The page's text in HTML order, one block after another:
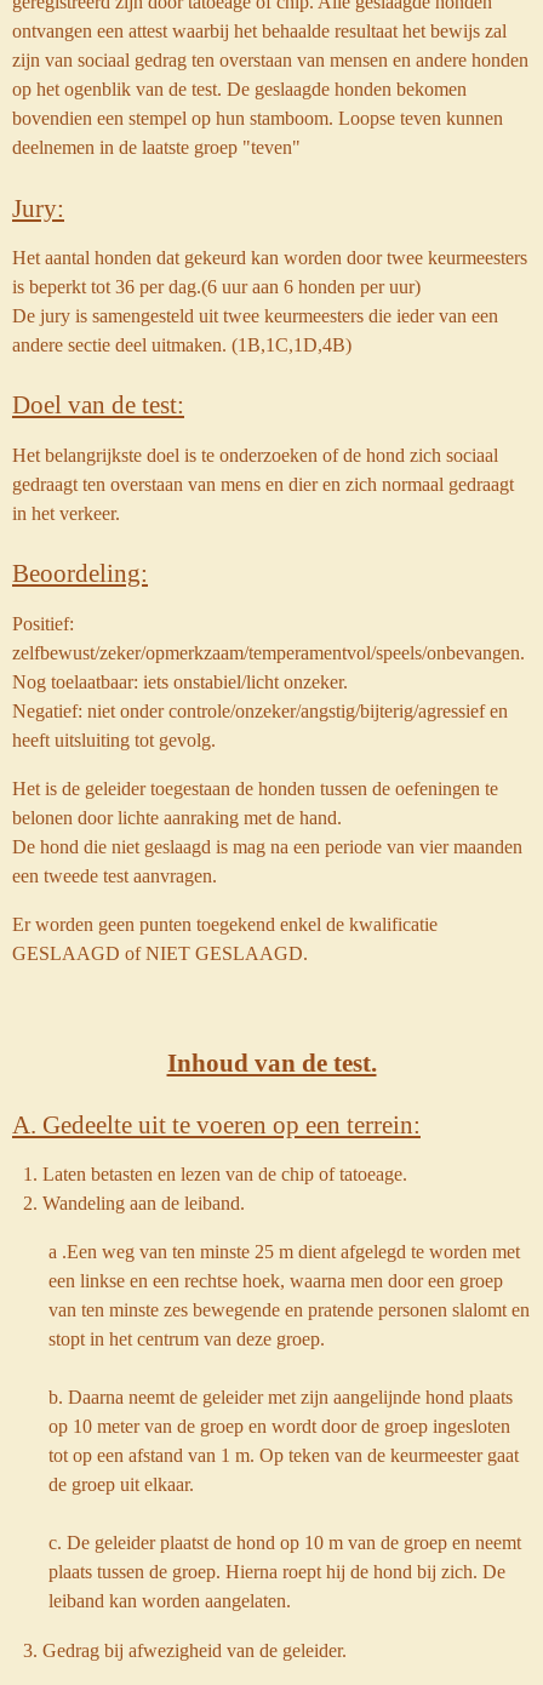
ontvangen een attest waarbij het behaalde resultaat het bewijs zal
zijn van sociaal gedrag ten overstaan van mensen en andere honden
op het ogenblik van de test. De geslaagde honden bekomen
bovendien een stempel op hun stamboom. Loopse teven kunnen
deelnemen in de laatste groep "teven"
Jury:
Het aantal honden dat gekeurd kan worden door twee keurmeesters
is beperkt tot 36 per dag.(6 uur aan 6 honden per uur)
De jury is samengesteld uit twee keurmeesters die ieder van een
andere sectie deel uitmaken. (1B,1C,1D,4B)
Doel van de test:
Het belangrijkste doel is te onderzoeken of de hond zich sociaal
gedraagt ten overstaan van mens en dier en zich normaal gedraagt
in het verkeer.
Beoordeling:
Positief:
zelfbewust/zeker/opmerkzaam/temperamentvol/speels/onbevangen.
Nog toelaatbaar: iets onstabiel/licht onzeker.
Negatief: niet onder controle/onzeker/angstig/bijterig/agressief en
heeft uitsluiting tot gevolg.
Het is de geleider toegestaan de honden tussen de oefeningen te
belonen door lichte aanraking met de hand.
De hond die niet geslaagd is mag na een periode van vier maanden
een tweede test aanvragen.
Er worden geen punten toegekend enkel de kwalificatie
GESLAAGD of NIET GESLAAGD.
Inhoud van de test.
A. Gedeelte uit te voeren op een terrein:
Laten betasten en lezen van de chip of tatoeage.
Wandeling aan de leiband.
a .Een weg van ten minste 25 m dient afgelegd te worden met
een linkse en een rechtse hoek, waarna men door een groep
van ten minste zes bewegende en pratende personen slalomt en
stopt in het centrum van deze groep.
b. Daarna neemt de geleider met zijn aangelijnde hond plaats
op 10 meter van de groep en wordt door de groep ingesloten
tot op een afstand van 1 m. Op teken van de keurmeester gaat
de groep uit elkaar.
c. De geleider plaatst de hond op 10 m van de groep en neemt
plaats tussen de groep. Hierna roept hij de hond bij zich. De
leiband kan worden aangelaten.
Gedrag bij afwezigheid van de geleider.